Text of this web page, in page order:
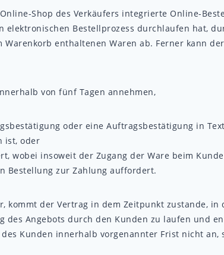
Shop des Verkäufers integrierte Online-
Bestellprozess durchlaufen hat,
enthaltenen Waren ab. Ferner kann
von fünf Tagen annehmen,
oder eine Auftragsbestätigung in
ist, oder
wobei insoweit der Zugang der Ware beim
Bestellung zur Zahlung auffordert.
kommt der Vertrag in dem Zeitpunkt zustande,
des Angebots durch den Kunden zu laufen und
Kunden innerhalb vorgenannter Frist nicht